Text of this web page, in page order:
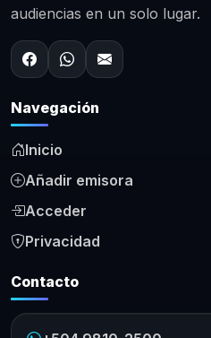
audiencias en un solo lugar.
Navegación
Inicio
Añadir emisora
Acceder
Privacidad
Contacto